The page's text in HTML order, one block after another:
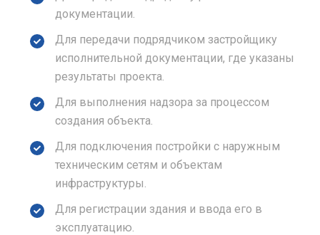
документации.
Для передачи подрядчиком застройщику
исполнительной документации, где указаны
результаты проекта.
Для выполнения надзора за процессом
создания объекта.
Для подключения постройки с наружным
техническим сетям и объектам
инфраструктуры.
Для регистрации здания и ввода его в
эксплуатацию.